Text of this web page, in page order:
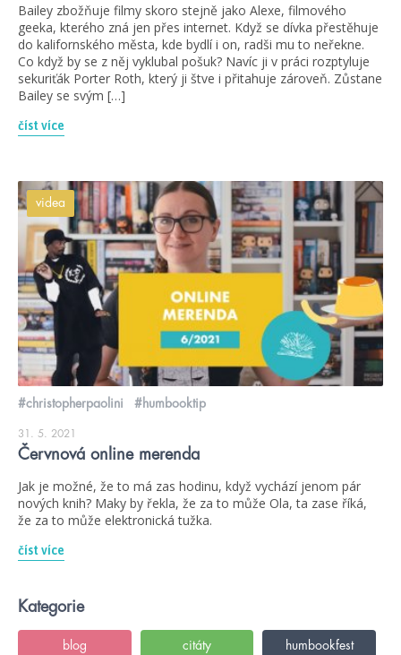
Bailey zbožňuje filmy skoro stejně jako Alexe, filmového
geeka, kterého zná jen přes internet. Když se dívka přestěhuje
do kalifornského města, kde bydlí i on, radši mu to neřekne.
Co když by se z něj vyklubal pošuk? Navíc ji v práci rozptyluje
sekuriťák Porter Roth, který ji štve i přitahuje zároveň. Zůstane
Bailey se svým […]
číst více
videa
#christopherpaolini #humbooktip
31. 5. 2021
Červnová online merenda
Jak je možné, že to má zas hodinu, když vychází jenom pár
nových knih? Maky by řekla, že za to může Ola, ta zase říká,
že za to může elektronická tužka.
číst více
Kategorie
blog citáty humbookfest